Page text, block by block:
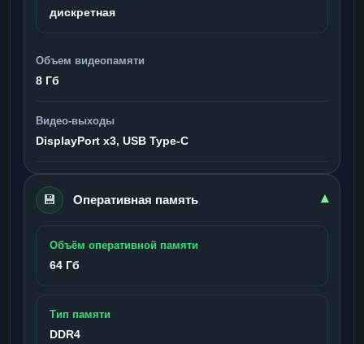
дискретная
Объем видеопамяти
8 Гб
Видео-выходы
DisplayPort x3, USB Type-C
💾 Оперативная память ▾
Объём оперативной памяти
64 Гб
Тип памяти
DDR4